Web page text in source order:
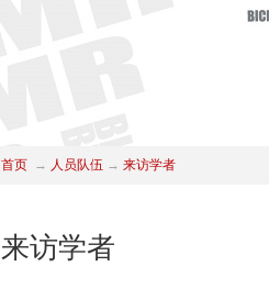
首页 → 人员队伍 → 来访学者
来访学者